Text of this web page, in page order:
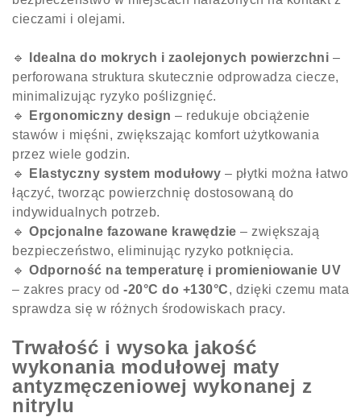
cieczami i olejami.
🔹 Idealna do mokrych i zaolejonych powierzchni –
perforowana struktura skutecznie odprowadza ciecze,
minimalizując ryzyko poślizgnięć.
🔹
Ergonomiczny design – redukuje obciążenie
stawów i mięśni, zwiększając komfort użytkowania
przez wiele godzin.
🔹
Elastyczny system modułowy – płytki można łatwo
łączyć, tworząc powierzchnię dostosowaną do
indywidualnych potrzeb.
🔹 Opcjonalne fazowane krawędzie – zwiększają
bezpieczeństwo, eliminując ryzyko potknięcia.
🔹 Odporność na temperaturę i promieniowanie UV
– zakres pracy od -20°C do +130°C, dzięki czemu mata
sprawdza się w różnych środowiskach pracy.
Trwałość i wysoka jakość
wykonania modułowej maty
antyzmęczeniowej wykonanej z
nitrylu